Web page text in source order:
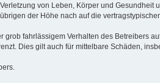
von Leben, Körper und Gesundheit
der Höhe nach auf die
fahrlässigem Verhalten des Betreibers
Dies gilt auch für mittelbare Schäden,